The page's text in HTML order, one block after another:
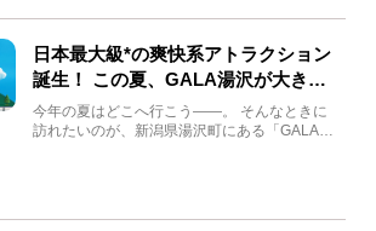
日本最大級*の爽快系アトラクション
誕生！ この夏、GALA湯沢が大きく
生まれ変わる
今年の夏はどこへ行こう――。 そんなときに
訪れたいのが、新潟県湯沢町にある「GALA湯